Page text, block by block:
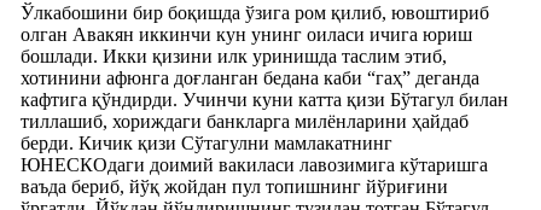
Ўлкабошини бир боқишда ўзига ром қилиб, ювоштириб
олган Авакян иккинчи кун унинг оиласи ичига юриш
бошлади. Икки қизини илк уринишда таслим этиб,
хотинини афюнга доғланган бедана каби “гаҳ” деганда
кафтига қўндирди. Учинчи куни катта қизи Бўтагул билан
тиллашиб, хориждаги банкларга милёнларини ҳайдаб
берди. Кичик қизи Сўтагулни мамлакатнинг
ЮНЕСКОдаги доимий вакиласи лавозимига кўтаришга
ваъда бериб, йўқ жойдан пул топишнинг йўриғини